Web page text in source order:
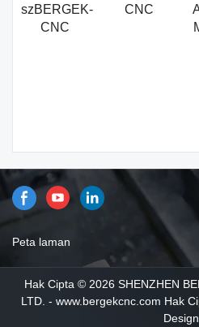
szBERGEK-
CNC
CNC
Peta laman
Hak Cipta © 2026 SHENZHEN
LTD. - www.bergekcnc.com Hak
Design